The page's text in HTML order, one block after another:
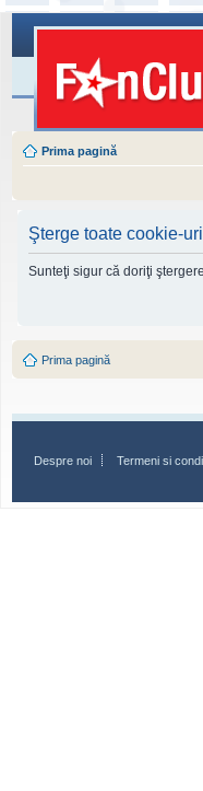
Prima pagină
Şterge toate cookie-
Sunteţi sigur că doriţi
Prima pagină
Despre noi Termeni si